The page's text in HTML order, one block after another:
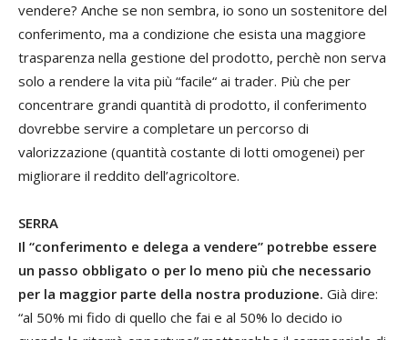
vendere? Anche se non sembra, io sono un sostenitore del
conferimento, ma a condizione che esista una maggiore
trasparenza nella gestione del prodotto, perchè non serva
solo a rendere la vita più “facile“ ai trader. Più che per
concentrare grandi quantità di prodotto, il conferimento
dovrebbe servire a completare un percorso di
valorizzazione (quantità costante di lotti omogenei) per
migliorare il reddito dell’agricoltore.
SERRA
Il “conferimento e delega a vendere” potrebbe essere
un passo obbligato o per lo meno più che necessario
per la maggior parte della nostra produzione. Già dire:
“al 50% mi fido di quello che fai e al 50% lo decido io